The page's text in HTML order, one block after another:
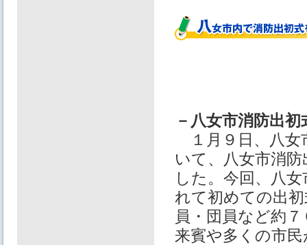
－八女市消防出
１月９日、八女
いて、八女市消
した。今回、八
れて初めての出
員・団員など約
来賓や多くの市